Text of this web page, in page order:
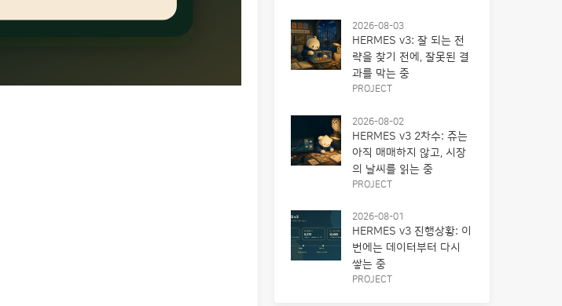
2026-08-03
HERMES v3: 잘 되는 전
략을 찾기 전에, 잘못된 결
과를 막는 중
PROJECT
2026-08-02
HERMES v3 2차수: 쥬는
아직 매매하지 않고, 시장
의 날씨를 읽는 중
PROJECT
2026-08-01
HERMES v3 진행상황: 이
번에는 데이터부터 다시
쌓는 중
PROJECT